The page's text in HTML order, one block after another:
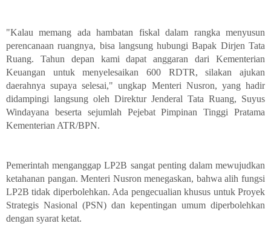
"Kalau memang ada hambatan fiskal dalam rangka menyusun
perencanaan ruangnya, bisa langsung hubungi Bapak Dirjen Tata
Ruang. Tahun depan kami dapat anggaran dari Kementerian
Keuangan untuk menyelesaikan 600 RDTR, silakan ajukan
daerahnya supaya selesai," ungkap Menteri Nusron, yang hadir
didampingi langsung oleh Direktur Jenderal Tata Ruang, Suyus
Windayana beserta sejumlah Pejebat Pimpinan Tinggi Pratama
Kementerian ATR/BPN.
Pemerintah menganggap LP2B sangat penting dalam mewujudkan
ketahanan pangan. Menteri Nusron menegaskan, bahwa alih fungsi
LP2B tidak diperbolehkan. Ada pengecualian khusus untuk Proyek
Strategis Nasional (PSN) dan kepentingan umum diperbolehkan
dengan syarat ketat.